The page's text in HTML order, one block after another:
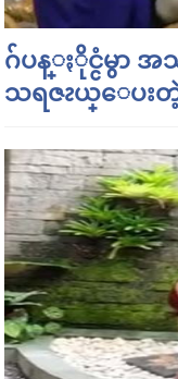
ဂ်ပန္ႏိုင္ငံမွာ
သရဇၩယ္ေပး